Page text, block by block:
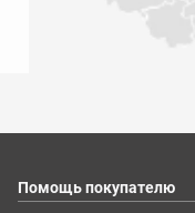
Помощь покупателю